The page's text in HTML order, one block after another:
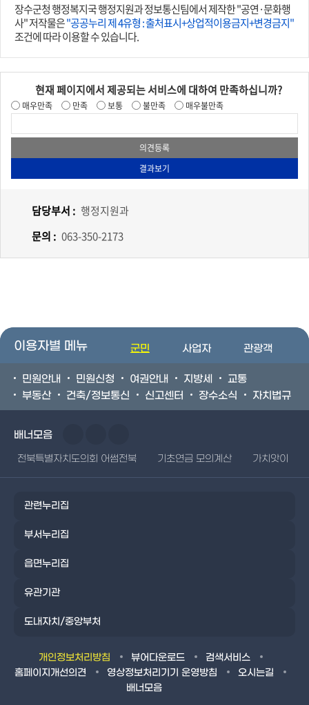
장수군청 행정복지국 행정지원과 정보통신팀에서 제작한 "공연·문화행
사" 저작물은"공공누리 제 4유형 : 출처표시+상업적이용금지+변경금지"
조건에 따라 이용할 수 있습니다.
현재 페이지에서 제공되는 서비스에 대하여 만족하십니까?
매우만족 만족 보통 불만족 매우불만족
담당부서 : 행정지원과
문의 : 063-350-2173
이용자별 메뉴 군민 사업자 관광객
민원안내 민원신청 여권안내 지방세
교통
부동산
건축/정보통신 신고센터 장수소식 자치법규
배너모음
전북특별자치도의회 어썸전북 기초연금 모의계산 가치앗이
관련누리집
부서누리집
읍면누리집
유관기관
도내자치/중앙부처
개인정보처리방침 뷰어다운로드
검색서비스
홈페이지개선의견
영상정보처리기기 운영방침
오시는길
배너모음